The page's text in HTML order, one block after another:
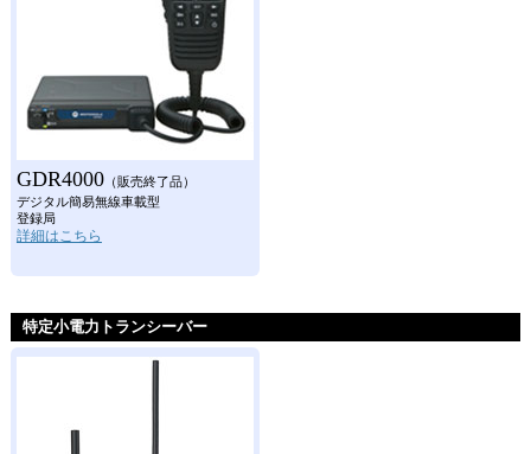
GDR4000（販売終了品）
デジタル簡易無線車載型
登録局
詳細はこちら
特定小電力トランシーバー